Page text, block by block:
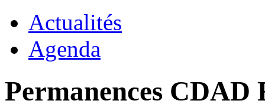
Actualités
Agenda
Permanences CDAD